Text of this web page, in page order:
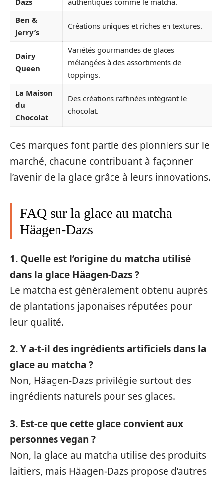
Ben &
Jerry’s
Créations uniques et riches en textures.
Dairy
Queen
Variétés gourmandes de glaces
mélangées à des assortiments de
toppings.
La Maison
du
Chocolat
Des créations raffinées intégrant le
chocolat.
Ces marques font partie des pionniers sur le
marché, chacune contribuant à façonner
l’avenir de la glace grâce à leurs innovations.
FAQ sur la glace au matcha
Häagen-Dazs
1. Quelle est l’origine du matcha utilisé
dans la glace Häagen-Dazs ?
Le matcha est généralement obtenu auprès
de plantations japonaises réputées pour
leur qualité.
2. Y a-t-il des ingrédients artificiels dans la
glace au matcha ?
Non, Häagen-Dazs privilégie surtout des
ingrédients naturels pour ses glaces.
3. Est-ce que cette glace convient aux
personnes vegan ?
Non, la glace au matcha utilise des produits
laitiers, mais Häagen-Dazs propose d’autres